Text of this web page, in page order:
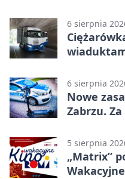
6 sierpnia
6 sierpnia
Nowe
Zabrzu.
5 sierpnia
„Matrix”